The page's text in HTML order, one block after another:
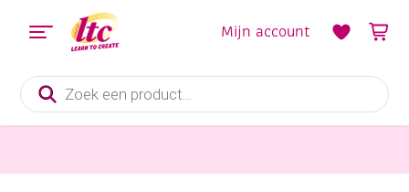
Producten
zoeken
Mijn account